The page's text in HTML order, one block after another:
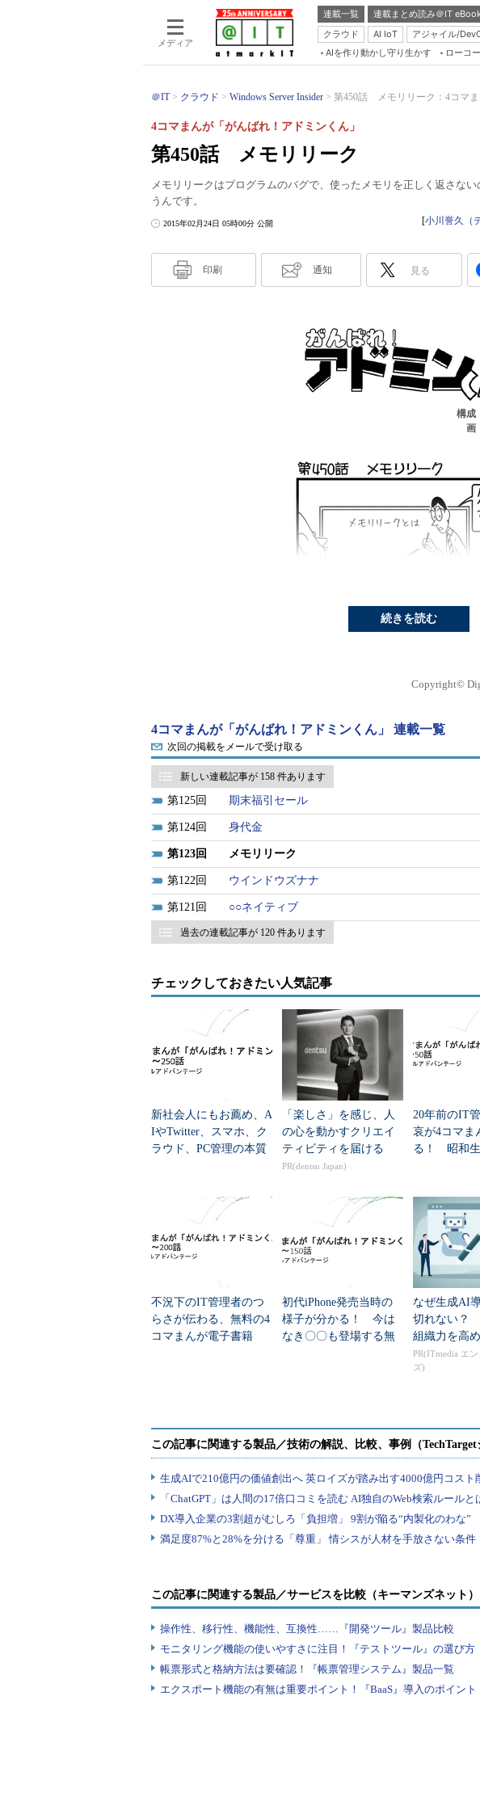
メディア
連載一覧 連載まとめ読み＠IT
クラウド
AI IoT アジャイル/
AIを作り動かし守り生かす ローコ
＠IT クラウド Windows Server Insider 第450話 メモリリーク：4コマ
第450話 メモリリーク
4コマまんが「がんばれ！アドミンくん」
メモリリークはプログラムのバグで、使ったメモリを正しく返さな
うんです。
2015年02月24日 05時00分 公開 [小川誉久（
印刷 通知 見る
構成
画
« 前の回へ
「がんばれ！アドミン
あなたのアイデアがマンガになる！ →詳しくはこちらから
続きを読む
Copyright©
4コマまんが「がんばれ！アドミンくん」 連載一覧
次回の掲載をメールで受け取る
新しい連載記事が 158 件あります
125 期末福引セール
124 身代金
123 メモリリーク
122 ウインドウズナナ
121 ○○ネイティブ
過去の連載記事が 120 件あります
チェックしておきたい人気記事
新社会人にもお薦め、A
IやTwitter、スマホ、ク
ラウド、PC管理の本質
「楽しさ」を感じ、人
の心を動かすクリエイ
ティビティを届ける
PR(dentsu Japan)
20年前のIT
哀が4コマま
る！ 昭和
ドミンくん
不況下のIT管理者のつ
らさが伝わる、無料の4
コマまんが電子書籍
初代iPhone発売当時の
様子が分かる！ 今は
なき〇〇も登場する無
なぜ生成AI
切れない？
組織力を高
PR(ITmedia エ
ズ)
この記事に関連する製品／サービスを比較（キーマンズネット）
操作性、移行性、機能性、互換性……『開発ツール』製品比較
モニタリング機能の使いやすさに注目！『テストツール』の選び方
帳票形式と格納方法は要確認！『帳票管理システム』製品一覧
エクスポート機能の有無は重要ポイント！『BaaS』導入のポイント